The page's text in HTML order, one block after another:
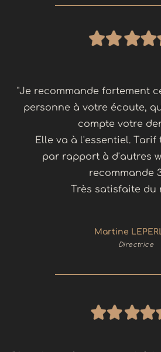
"Je recommande fortement
personne à votre écoute,
compte votre
Elle va à l'essentiel.
par rapport à d'autres
recommande
Très satisfaite du
Martine
Directrice